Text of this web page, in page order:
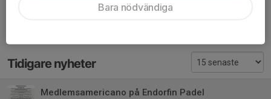
Tidigare nyheter
Medlemsamericano på Endorfin Padel
Bara nödvändiga